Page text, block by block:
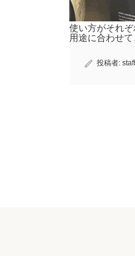
使い方がそれ
用途に合わせ
投稿者: